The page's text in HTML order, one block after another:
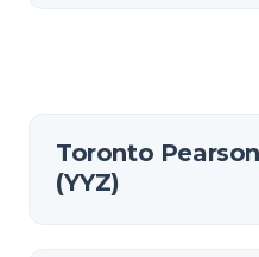
Toronto
(YYZ)